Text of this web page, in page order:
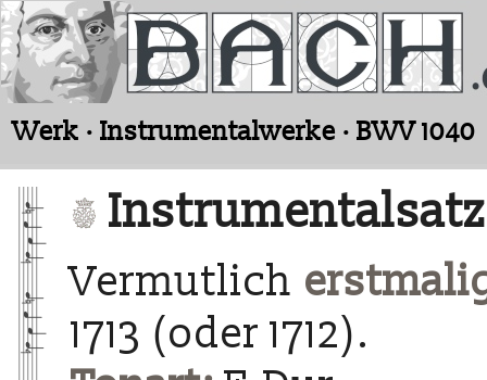
Werk · Instrumentalwerke · BWV 1040
Vermutlich
1713 (oder 1712).